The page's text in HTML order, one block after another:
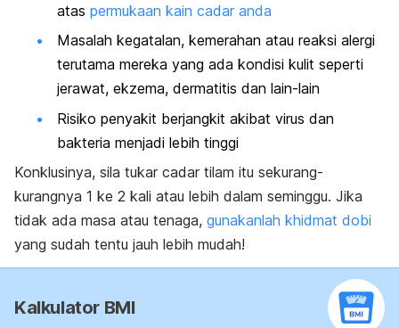
atas permukaan kain cadar anda
Masalah kegatalan, kemerahan atau reaksi alergi
terutama mereka yang ada kondisi kulit seperti
jerawat, ekzema, dermatitis dan lain-lain
Risiko penyakit berjangkit akibat virus dan
bakteria menjadi lebih tinggi
Konklusinya, sila tukar cadar tilam itu sekurang-
kurangnya 1 ke 2 kali atau lebih dalam seminggu. Jika
tidak ada masa atau tenaga, gunakanlah khidmat dobi
yang sudah tentu jauh lebih mudah!
Kalkulator BMI